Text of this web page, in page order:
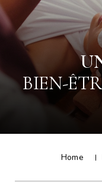
BIEN-
Home